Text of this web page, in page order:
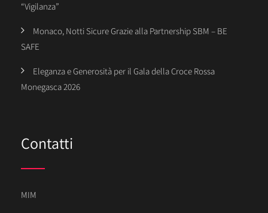
“Vigilanza”
Monaco, Notti Sicure Grazie alla Partnership SBM – BE
SAFE
Eleganza e Generosità per il Gala della Croce Rossa
Monegasca 2026
Contatti
MIM